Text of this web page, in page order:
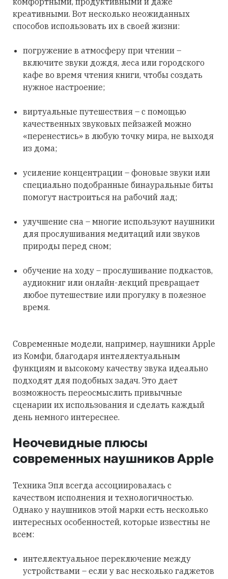
креативными. Вот несколько неожиданных
способов использовать их в своей жизни:
погружение в атмосферу при чтении –
включите звуки дождя, леса или городского
кафе во время чтения книги, чтобы создать
нужное настроение;
виртуальные путешествия – с помощью
качественных звуковых пейзажей можно
«перенестись» в любую точку мира, не выходя
из дома;
усиление концентрации – фоновые звуки или
специально подобранные бинауральные биты
помогут настроиться на рабочий лад;
улучшение сна – многие используют наушники
для прослушивания медитаций или звуков
природы перед сном;
обучение на ходу – прослушивание подкастов,
аудиокниг или онлайн-лекций превращает
любое путешествие или прогулку в полезное
время.
Современные модели, например, наушники Apple
из Комфи, благодаря интеллектуальным
функциям и высокому качеству звука идеально
подходят для подобных задач. Это дает
возможность переосмыслить привычные
сценарии их использования и сделать каждый
день немного интереснее.
Неочевидные плюсы
современных наушников Apple
Техника Эпл всегда ассоциировалась с
качеством исполнения и технологичностью.
Однако у наушников этой марки есть несколько
интересных особенностей, которые известны не
всем:
интеллектуальное переключение между
устройствами – если у вас несколько гаджетов